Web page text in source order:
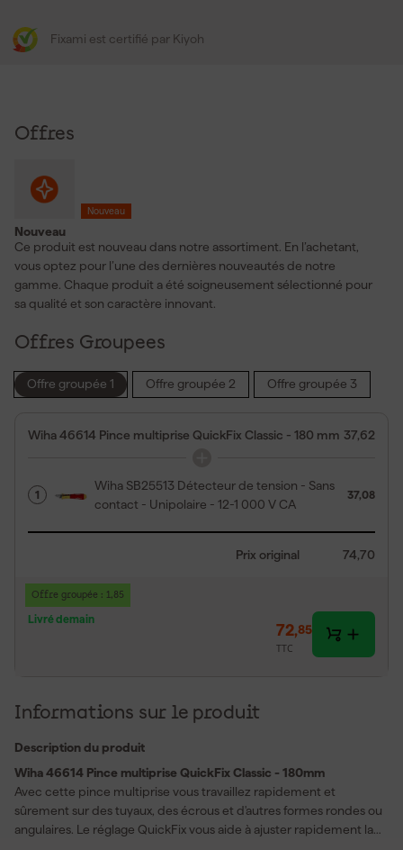
Fixami est certifié par Kiyoh
Offres
Nouveau
Nouveau
Ce produit est nouveau dans notre assortiment. En l’achetant,
vous optez pour l’une des dernières nouveautés de notre
gamme. Chaque produit a été soigneusement sélectionné pour
sa qualité et son caractère innovant.
Offres Groupees
Offre groupée 1 Offre groupée 2 Offre groupée 3
Wiha 46614 Pince multiprise QuickFix Classic - 180 mm 37,62
1
Wiha SB25513 Détecteur de tension - Sans
contact - Unipolaire - 12-1 000 V CA
37,08
Prix original 74,70
Offre groupée : 1,85
Livré demain
72,85
TTC
Informations sur le produit
Description du produit
Wiha 46614 Pince multiprise QuickFix Classic - 180mm
Avec cette pince multiprise vous travaillez rapidement et
sûrement sur des tuyaux, des écrous et d'autres formes rondes ou
angulaires. Le réglage QuickFix vous aide à ajuster rapidement la